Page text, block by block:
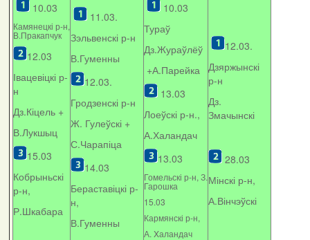
10.03
Камянецкі р-н,
В.Пракапчук
12.03
Івацевіцкі р-
н
Дз.Кіцель +
В.Лукшыц
15.03
Кобрыньскі
р-н,
Р.Шкабара
11.03.
Зэльвенскі р-н
В.Гуменны
12.03.
Гродзенскі р-н
Ж. Гулеўскі +
С.Чарапіца
14.03
Бераставіцкі р-
н,
В.Гуменны
10.03
Тураў
Дз.Жураўлёў
+А.Парейка
13.03
Лоеўскі р-н.,
А.Халандач
13.03
Гомельскі р-н, З.
Гарошка
15.03
Кармянскі р-н,
А. Xаландач
12.03.
Дзяржынскі
р-н
Дз.
Змачынскі
28.03
Мінскі р-н,
А.Вінчэўскі